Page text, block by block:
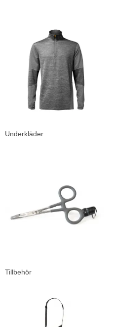
Underkläder
Tillbehör